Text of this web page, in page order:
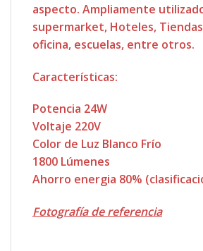
aspecto. Ampliamente
supermarket, Hoteles,
oficina, escuelas, entre otros.
Características:
Potencia 24W
Voltaje 220V
Color de Luz Blanco Frío
1800 Lúmenes
Ahorro energia 80%
Fotografía de referencia